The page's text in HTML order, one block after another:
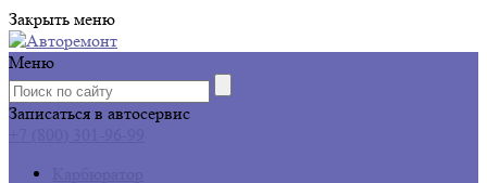
Закрыть меню
Меню
Записаться в автосервис